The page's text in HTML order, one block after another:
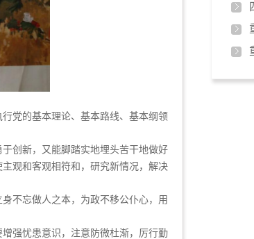
党的基本理论、基本路线、基本纲领
创新，又能脚踏实地埋头苦干地做好
观和客观相符和，研究新情况，解决
不忘做人之本，为政不移公仆心，用
强忧患意识，注意防微杜渐，厉行勤